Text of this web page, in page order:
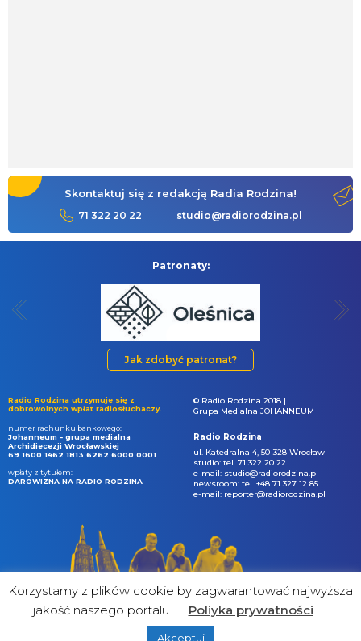
Skontaktuj się z redakcją Radia Rodzina!
71 322 20 22 studio@radiorodzina.pl
Patronaty:
Jak zdobyć patronat?
Radio Rodzina utrzymuje się z
dobrowolnych wpłat radiosłuchaczy.
numer rachunku bankowego:
Johanneum - grupa medialna
Archidiecezji Wrocławskiej
69 1600 1462 1813 6262 6000 0001
wpłaty z tytułem:
DAROWIZNA NA RADIO RODZINA
© Radio Rodzina 2018 |
Grupa Medialna JOHANNEUM
Radio Rodzina
ul. Katedralna 4, 50-328 Wrocław
studio: tel. 71 322 20 22
e-mail: studio@radiorodzina.pl
newsroom: tel. +48 71 327 12 85
e-mail: reporter@radiorodzina.pl
Korzystamy z plików cookie by zagwarantować najwyższa
jakość naszego portalu
Poliyka prywatności
Akceptuj